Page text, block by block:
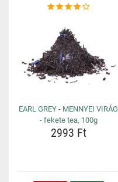
EARL GREY - MENNYEI VIRÁG
- fekete tea, 100g
2993 Ft